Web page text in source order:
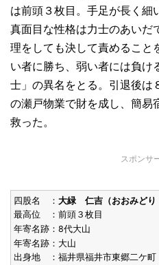
は前頭３枚目。手足が長く細
真面目な性格は力士のあいだ
理をしても決して責めること
い者に勝ち、弱い者には負け
士」の異名をとる。引退後は
の瀬戸物業で財を成し、簡易
救った。
スポンサ
四股名 ：大緑 仁吉（おおみどり
最高位 ：前頭３枚目
年寄名跡：8代大山
年寄名跡：大山
出身地 ：福井県福井市東郷二ケ町